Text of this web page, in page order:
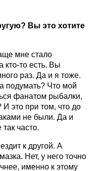
Вы это хотите
мне стало
кто-то есть. Вы
раз. Да и я тоже.
подумать? Что мой
фанатом рыбалки,
И это при том, что до
не были. Да и
часто.
к другой. А
Нет, у него точно
именно к этому